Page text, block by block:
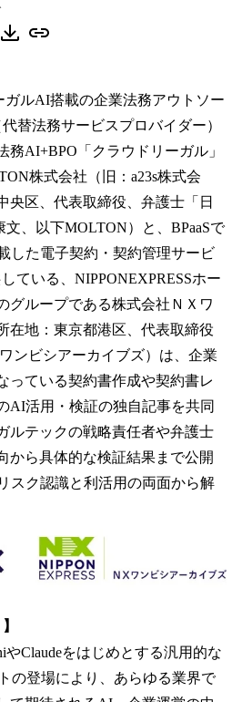
ガルAI搭載の企業法務アウトソー
替法務サービスプロバイダー）
務AI+BPO「クラウドリーガル」
株式会社（旧：a23s株式会
央区、代表取締役、弁護士「日
、以下MOLTON）と、BPaaSで
した電子契約・契約管理サービ
ている、NIPPONEXPRESSホー
グループである株式会社ＮＸワ
在地：東京都港区、代表取締役
ンビシアーカイブズ）は、企業
っている契約書作成や契約書レ
AI活用・検証の独自記事を共同
ルテックの戦略責任者や弁護士
から具体的な検証結果まで公開
スク認識と利活用の両面から解
やClaudeをはじめとする汎用的な
の登場により、あらゆる業界で